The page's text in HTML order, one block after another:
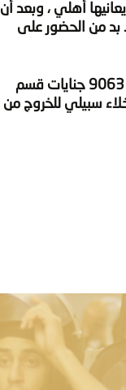
يعانيها أهلي ، وبعد أن
بد من الحضور على
أقرر أنا الطالب / سالم كامل محمود- طالب بكلية الهندسة جامعة سوهاج- المتهم ظلمًا في القضية رقم 9063 جنايات قسم
سبيلي للخروج من